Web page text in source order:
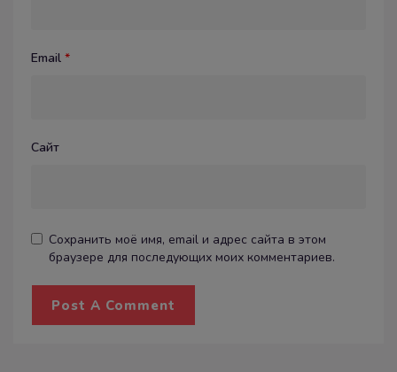
Email *
Сайт
Сохранить моё имя, email и адрес сайта в этом
браузере для последующих моих комментариев.